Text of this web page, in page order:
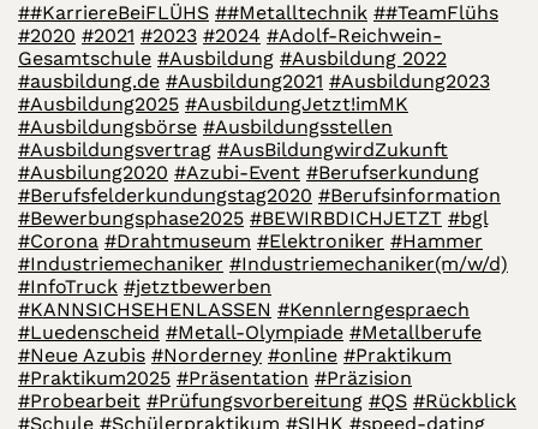
##KarriereBeiFLÜHS ##Metalltechnik ##TeamFlühs
#2020 #2021 #2023 #2024 #Adolf-Reichwein-
Gesamtschule #Ausbildung #Ausbildung 2022
#ausbildung.de #Ausbildung2021 #Ausbildung2023
#Ausbildung2025 #AusbildungJetzt!imMK
#Ausbildungsbörse #Ausbildungsstellen
#Ausbildungsvertrag #AusBildungwirdZukunft
#Ausbilung2020 #Azubi-Event #Berufserkundung
#Berufsfelderkundungstag2020 #Berufsinformation
#Bewerbungsphase2025 #BEWIRBDICHJETZT #bgl
#Corona #Drahtmuseum #Elektroniker #Hammer
#Industriemechaniker #Industriemechaniker(m/w/d)
#InfoTruck #jetztbewerben
#KANNSICHSEHENLASSEN #Kennlerngespraech
#Luedenscheid #Metall-Olympiade #Metallberufe
#Neue Azubis #Norderney #online #Praktikum
#Praktikum2025 #Präsentation #Präzision
#Probearbeit #Prüfungsvorbereitung #QS #Rückblick
#Schule #Schülerpraktikum #SIHK #speed-dating